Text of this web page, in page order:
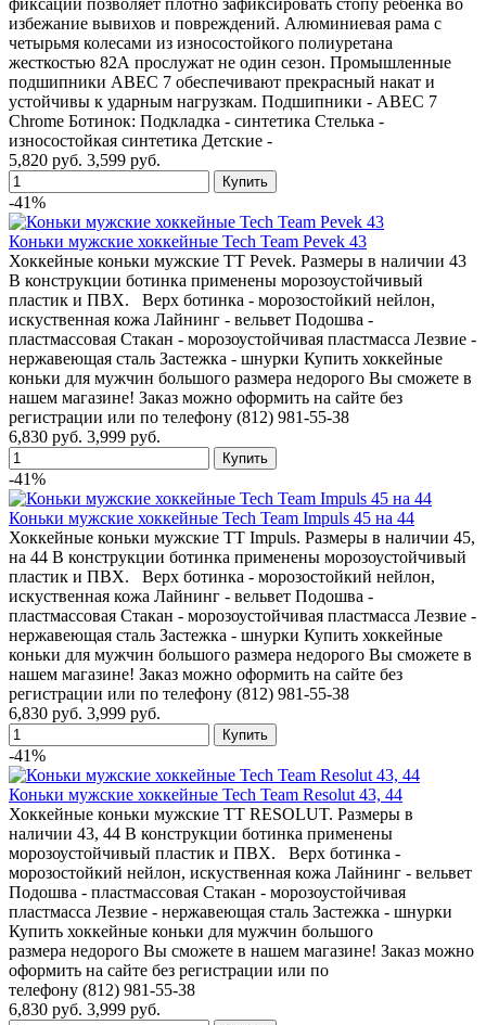
избежание вывихов и повреждений. Алюминиевая рама с
четырьмя колесами из износостойкого полиуретана
жесткостью 82А прослужат не один сезон. Промышленные
подшипники АВЕС 7 обеспечивают прекрасный накат и
устойчивы к ударным нагрузкам. Подшипники - ABEC 7
Chrome Ботинок: Подкладка - синтетика Стелька -
износостойкая синтетика Детские -
5,820 руб. 3,599 руб.
-41%
Коньки мужские хоккейные Tech Team Pevek 43
Хоккейные коньки мужские TT Pevek. Размеры в наличии 43
В конструкции ботинка применены морозоустойчивый
пластик и ПВХ. Верх ботинка - морозостойкий нейлон,
искуственная кожа Лайнинг - вельвет Подошва -
пластмассовая Стакан - морозоустойчивая пластмасса Лезвие -
нержавеющая сталь Застежка - шнурки Купить хоккейные
коньки для мужчин большого размера недорого Вы сможете в
нашем магазине! Заказ можно оформить на сайте без
регистрации или по телефону (812) 981-55-38
6,830 руб. 3,999 руб.
-41%
Коньки мужские хоккейные Tech Team Impuls 45 на 44
Хоккейные коньки мужские TT Impuls. Размеры в наличии 45,
на 44 В конструкции ботинка применены морозоустойчивый
пластик и ПВХ. Верх ботинка - морозостойкий нейлон,
искуственная кожа Лайнинг - вельвет Подошва -
пластмассовая Стакан - морозоустойчивая пластмасса Лезвие -
нержавеющая сталь Застежка - шнурки Купить хоккейные
коньки для мужчин большого размера недорого Вы сможете в
нашем магазине! Заказ можно оформить на сайте без
регистрации или по телефону (812) 981-55-38
6,830 руб. 3,999 руб.
-41%
Коньки мужские хоккейные Tech Team Resolut 43, 44
Хоккейные коньки мужские TT RESOLUT. Размеры в
наличии 43, 44 В конструкции ботинка применены
морозоустойчивый пластик и ПВХ. Верх ботинка -
морозостойкий нейлон, искуственная кожа Лайнинг - вельвет
Подошва - пластмассовая Стакан - морозоустойчивая
пластмасса Лезвие - нержавеющая сталь Застежка - шнурки
Купить хоккейные коньки для мужчин большого
размера недорого Вы сможете в нашем магазине! Заказ можно
оформить на сайте без регистрации или по
телефону (812) 981-55-38
6,830 руб. 3,999 руб.